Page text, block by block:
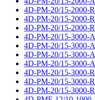
4D-PM-20/15-2000-
4D-PM-20/15-2000-
4D-PM-20/15-2000-
4D-PM-20/15-3000-A
4D-PM-20/15-3000-
4D-PM-20/15-3000-
4D-PM-20/15-3000-
4D-PM-20/15-3000-
4D-PM-20/15-3000-
4D-PM-20/15-3000-